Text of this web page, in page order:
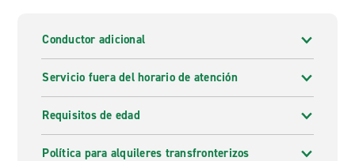
Conductor adicional
Servicio fuera del horario de atención
Requisitos de edad
Política para alquileres transfronterizos